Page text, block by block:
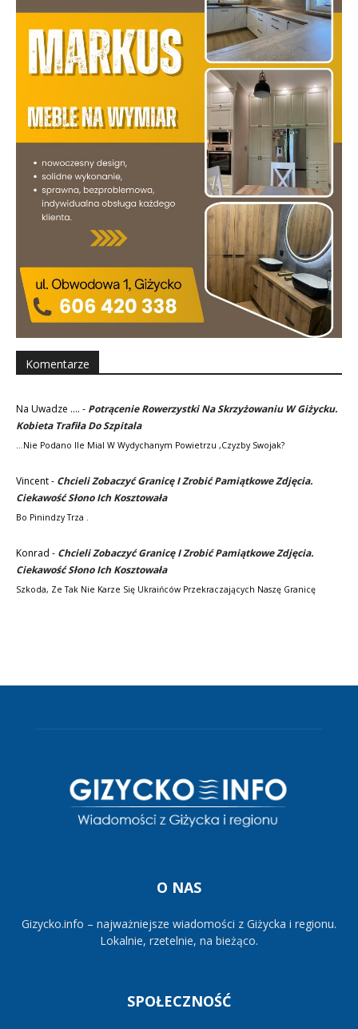
Komentarze
Na Uwadze .... - Potrącenie Rowerzystki Na Skrzyżowaniu W Giżycku.
Kobieta Trafiła Do Szpitala
...nie Podano Ile Mial W Wydychanym Powietrzu ,czyzby Swojak?
Vincent- Chcieli Zobaczyć Granicę I Zrobić Pamiątkowe Zdjęcia.
Ciekawość Słono Ich Kosztowała
Bo Pinindzy Trza .
Konrad - Chcieli Zobaczyć Granicę I Zrobić Pamiątkowe Zdjęcia.
Ciekawość Słono Ich Kosztowała
Szkoda, Ze Tak Nie Karze Się Ukraińców Przekraczających Naszę Granicę
O NAS
Gizycko.info – najważniejsze wiadomości z Giżycka i regionu.
Lokalnie, rzetelnie, na bieżąco.
SPOŁECZNOŚĆ